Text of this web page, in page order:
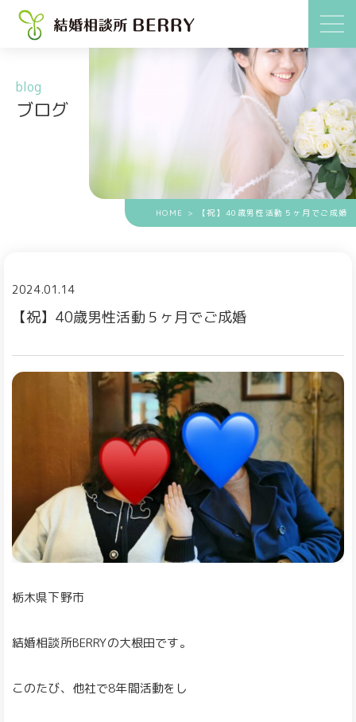
blog
ブログ
HOME > 【祝】40歳男性活動５ヶ月でご成婚
2024.01.14
【祝】40歳男性活動５ヶ月でご成婚
栃木県下野市
結婚相談所BERRYの大根田です。
このたび、他社で8年間活動をし